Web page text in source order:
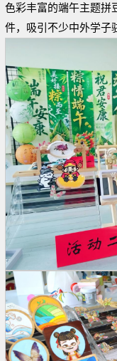
色彩丰富的端午主题拼
件，吸引不少中外学子